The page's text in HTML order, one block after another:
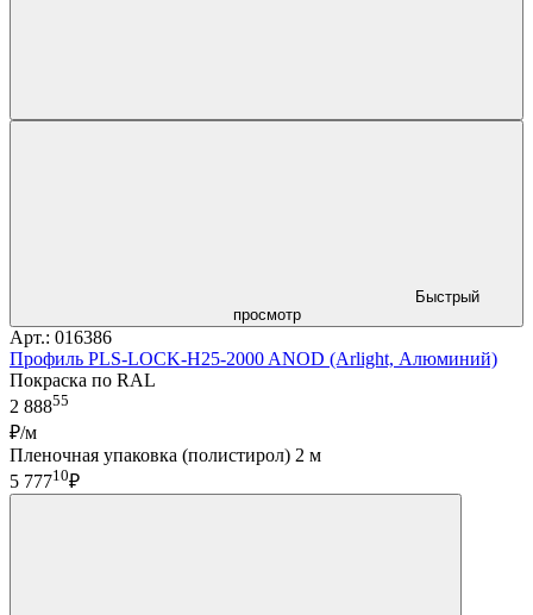
Быстрый
просмотр
Арт.: 016386
Профиль PLS-LOCK-H25-2000 ANOD (Arlight, Алюминий)
Покраска по RAL
2 88855
₽/м
Пленочная упаковка (полистирол) 2 м
5 77710₽